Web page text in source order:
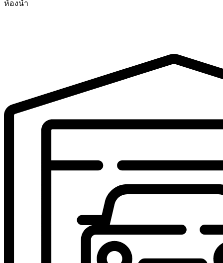
ห้องน้ำ